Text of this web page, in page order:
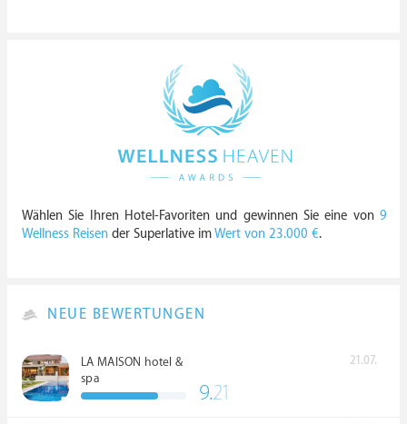
Wählen Sie Ihren Hotel-Favoriten und gewinnen Sie eine von 9
Wellness Reisen der Superlative imWert von 23.000 €.
NEUE BEWERTUNGEN
LA MAISON hotel &
spa
21.07.
9.21